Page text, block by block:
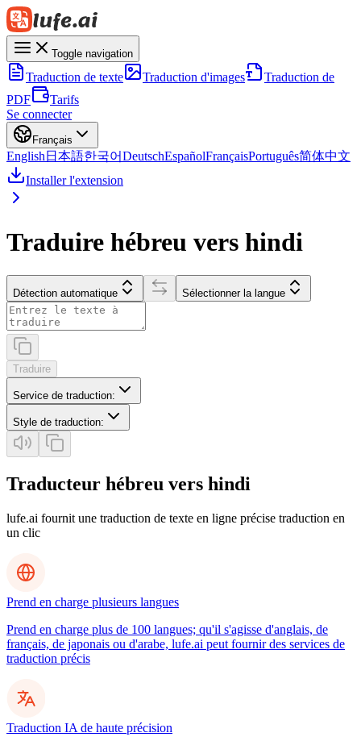
Toggle navigation
Traduction de texte Traduction d'images
Traduction de
PDF
Tarifs
Se connecter
Français
English 日本語한국어DeutschEspañolFrançaisPortuguês简体中文
Installer l'extension
Traduire hébreu vers hindi
Détection automatique Sélectionner la langue
Traduire
Service de traduction:
Style de traduction:
Traducteur hébreu vers hindi
lufe.ai fournit une traduction de texte en ligne précise traduction en
un clic
Prend en charge plusieurs langues
Prend en charge plus de 100 langues; qu'il s'agisse d'anglais, de
français, de japonais ou d'arabe, lufe.ai peut fournir des services de
traduction précis
Traduction IA de haute précision